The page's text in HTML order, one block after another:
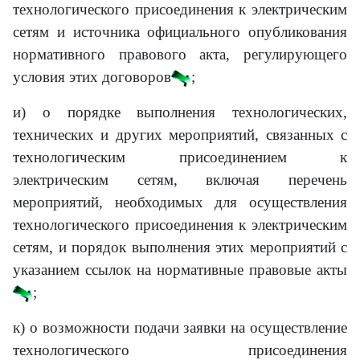
технологического присоединения к электрическим
сетям и источника официального опубликования
нормативного правового акта, регулирующего
условия этих договоров
;
и) о порядке выполнения технологических,
технических и других мероприятий, связанных с
технологическим присоединением к
электрическим сетям, включая перечень
мероприятий, необходимых для осуществления
технологического присоединения к электрическим
сетям, и порядок выполнения этих мероприятий с
указанием ссылок на нормативные правовые акты
;
к) о возможности подачи заявки на осуществление
технологического присоединения